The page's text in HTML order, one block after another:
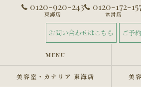
0120-920-243
東海店
0120-172-
常滑店
お問い合わせはこちら ご予
MENU
美容室・カナリア 東海店 美